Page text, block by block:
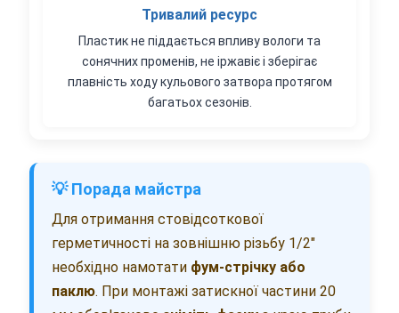
Тривалий ресурс
Пластик не піддається впливу вологи та
сонячних променів, не іржавіє і зберігає
плавність ходу кульового затвора протягом
багатьох сезонів.
💡 Порада майстра
Для отримання стовідсоткової
герметичності на зовнішню різьбу 1/2"
необхідно намотати фум-стрічку або
паклю. При монтажі затискної частини 20